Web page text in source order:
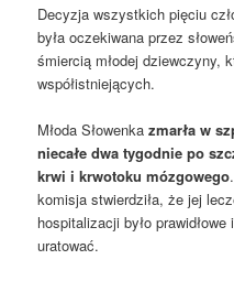
Decyzja wszystkich pięciu
była oczekiwana przez
śmiercią młodej dziewczyny,
współistniejących.
Młoda Słowenka zmarła w
niecałe dwa tygodnie po
krwi i krwotoku mózgowego
komisja stwierdziła, że jej
hospitalizacji było
uratować.